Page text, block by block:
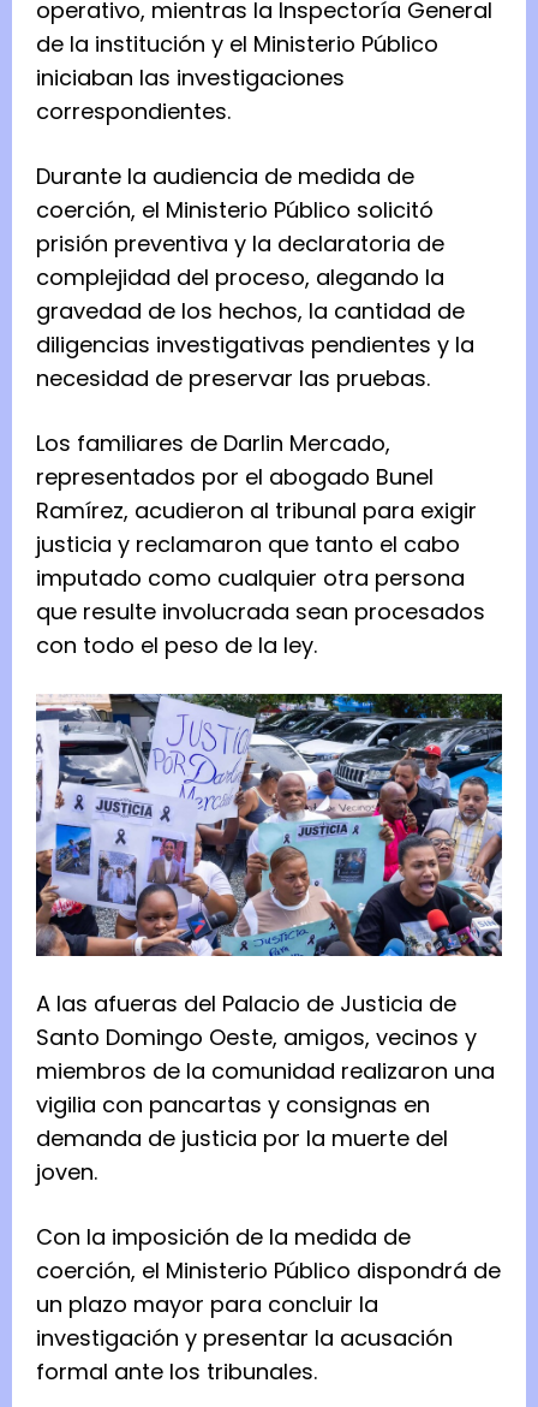
operativo, mientras la Inspectoría General
de la institución y el Ministerio Público
iniciaban las investigaciones
correspondientes.
Durante la audiencia de medida de
coerción, el Ministerio Público solicitó
prisión preventiva y la declaratoria de
complejidad del proceso, alegando la
gravedad de los hechos, la cantidad de
diligencias investigativas pendientes y la
necesidad de preservar las pruebas.
Los familiares de Darlin Mercado,
representados por el abogado Bunel
Ramírez, acudieron al tribunal para exigir
justicia y reclamaron que tanto el cabo
imputado como cualquier otra persona
que resulte involucrada sean procesados
con todo el peso de la ley.
A las afueras del Palacio de Justicia de
Santo Domingo Oeste, amigos, vecinos y
miembros de la comunidad realizaron una
vigilia con pancartas y consignas en
demanda de justicia por la muerte del
joven.
Con la imposición de la medida de
coerción, el Ministerio Público dispondrá de
un plazo mayor para concluir la
investigación y presentar la acusación
formal ante los tribunales.